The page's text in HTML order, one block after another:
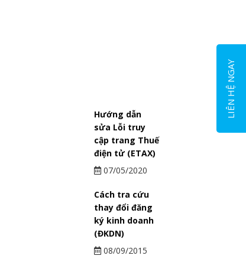
Hướng dẫn
sửa Lỗi truy
cập trang Thuế
điện tử (ETAX)
07/05/2020
Cách tra cứu
thay đổi đăng
ký kinh doanh
(ĐKDN)
08/09/2015
LIÊN HỆ NGAY